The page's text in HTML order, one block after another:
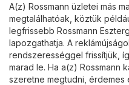
A(z) Rossmann üzletei más
megtalálhatóak, köztük
legfrissebb Rossmann
lapozgathatja. A
rendszerességgel frissítjük,
marad le. Ha a(z) Rossmann
szeretne megtudni, érdemes